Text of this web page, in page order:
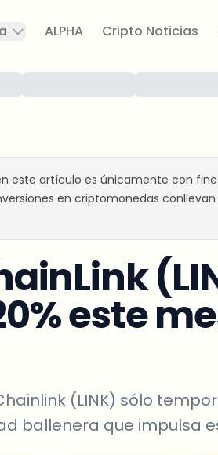
ALPHA Cripto Noticias
este artículo es únicamente con
en criptomonedas
este
(LINK) sólo
ballenera que impulsa